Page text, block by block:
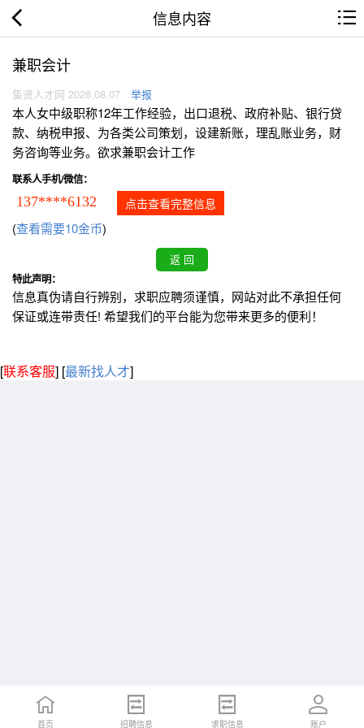
信息内容
兼职会计
集贤人才网 2026.08.07 举报
本人女中级职称12年工作经验，出口退税、政府补贴、银行贷
款、纳税申报、为各类公司策划，设建新账，理乱账业务，财
务咨询等业务。欲求兼职会计工作
联系人手机/微信：
137****6132 点击查看完整信息
(查看需要10金币)
特此声明：
信息真伪请自行辨别，求职应聘须谨慎，网站对此不承担任何
保证或连带责任! 希望我们的平台能为您带来更多的便利！
[联系客服] [最新找人才]
首页 招聘信息 求职信息 账户